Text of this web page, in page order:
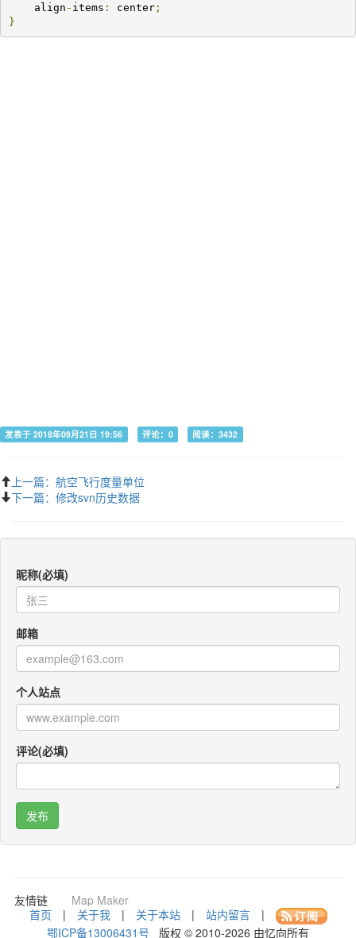
    align
- items : center;
}
发表于 2018年09月21日 19:56 评论：0 阅读：3432
上一篇：航空飞行度量单位
下一篇：修改svn历史数据
昵称(必填)
邮箱
个人站点
评论(必填)
友情链
接：
Map Maker
首页
| 关于我 | 关于本站 | 站内留言
|
鄂ICP备13006431号 版权 © 2010-2026 由忆向所有